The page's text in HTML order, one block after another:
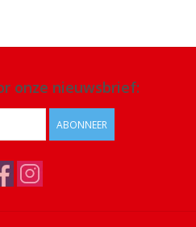
onze nieuwsbrief:
ABONNEER